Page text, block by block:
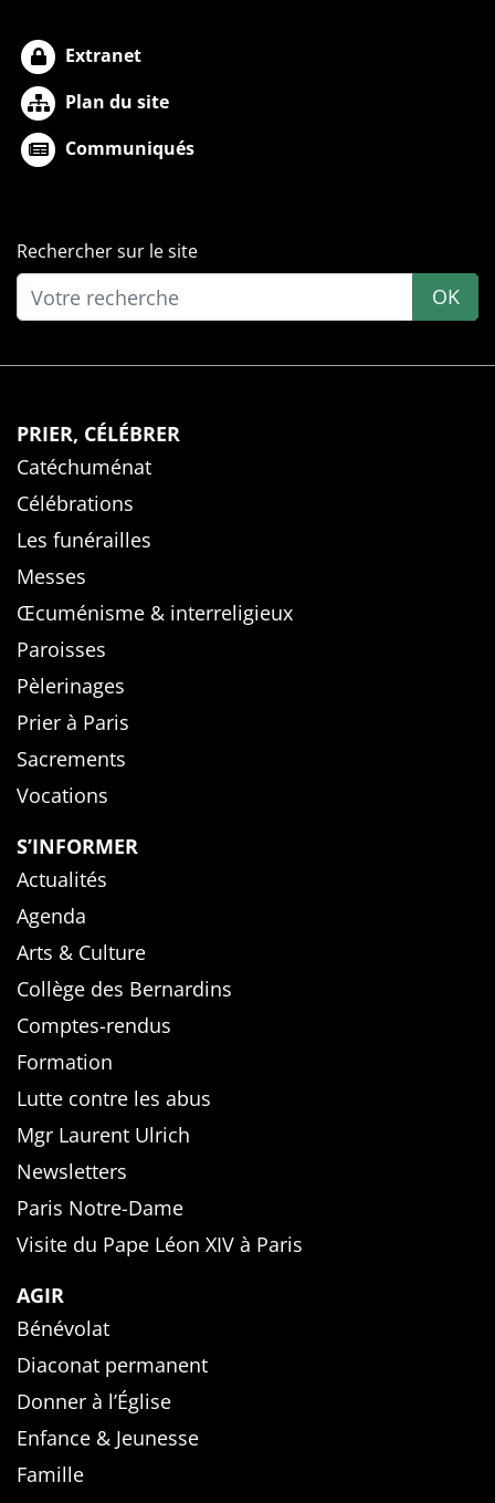
Extranet
Plan du site
Communiqués
Rechercher sur le site
OK
PRIER, CÉLÉBRER
Catéchuménat
Célébrations
Les funérailles
Messes
Œcuménisme & interreligieux
Paroisses
Pèlerinages
Prier à Paris
Sacrements
Vocations
S’INFORMER
Actualités
Agenda
Arts & Culture
Collège des Bernardins
Comptes-rendus
Formation
Lutte contre les abus
Mgr Laurent Ulrich
Newsletters
Paris Notre-Dame
Visite du Pape Léon XIV à Paris
AGIR
Bénévolat
Diaconat permanent
Donner à l’Église
Enfance & Jeunesse
Famille